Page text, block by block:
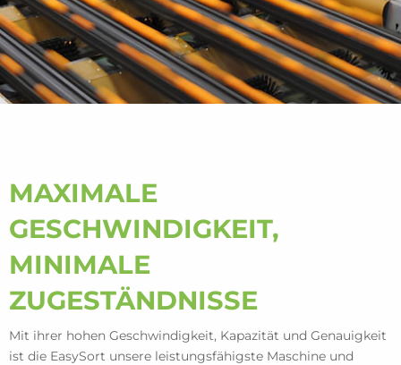
MAXIMALE
GESCHWINDIGKEIT,
MINIMALE
ZUGESTÄNDNISSE
Mit ihrer hohen Geschwindigkeit, Kapazität und Genauigkeit
ist die EasySort unsere leistungsfähigste Maschine und